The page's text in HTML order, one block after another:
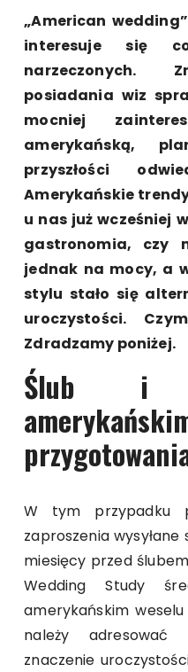
„American
interesuje się
narzeczonych.
posiadania wiz
mocniej
amerykańską,
przyszłości
Amerykańskie
u nas już wcześniej
gastronomia, czy
jednak na mocy, a
stylu stało się
uroczystości.
Zdradzamy poniżej.
Ślub i
W tym przypadku
zaproszenia
miesięcy przed
Wedding Study
amerykańskim
należy
znaczenie